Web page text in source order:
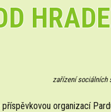
zařízení sociálních
organizací